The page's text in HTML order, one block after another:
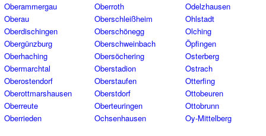
Oberammergau
Oberau
Oberdischingen
Obergünzburg
Oberhaching
Obermarchtal
Oberostendorf
Oberottmarshausen
Oberreute
Oberrieden
Oberroth
Oberschleißheim
Oberschönegg
Oberschweinbach
Obersöchering
Oberstadion
Oberstaufen
Oberstdorf
Oberteuringen
Ochsenhausen
Odelzhausen
Ohlstadt
Olching
Öpfingen
Osterberg
Ostrach
Otterfing
Ottobeuren
Ottobrunn
Oy-Mittelberg